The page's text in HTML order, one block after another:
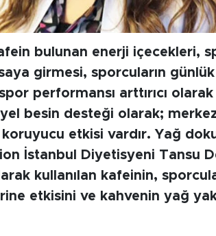
bulunan enerji içecekleri,
girmesi, sporcuların
performansı arttırıcı olarak
besin desteği olarak;
etkisi vardır. Yağ
İstanbul Diyetisyeni Tansu
kullanılan kafeinin,
etkisini ve kahvenin yağ